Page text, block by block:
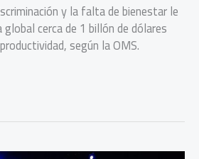
y la falta de bienestar le
cerca de 1 billón de dólares
según la OMS.